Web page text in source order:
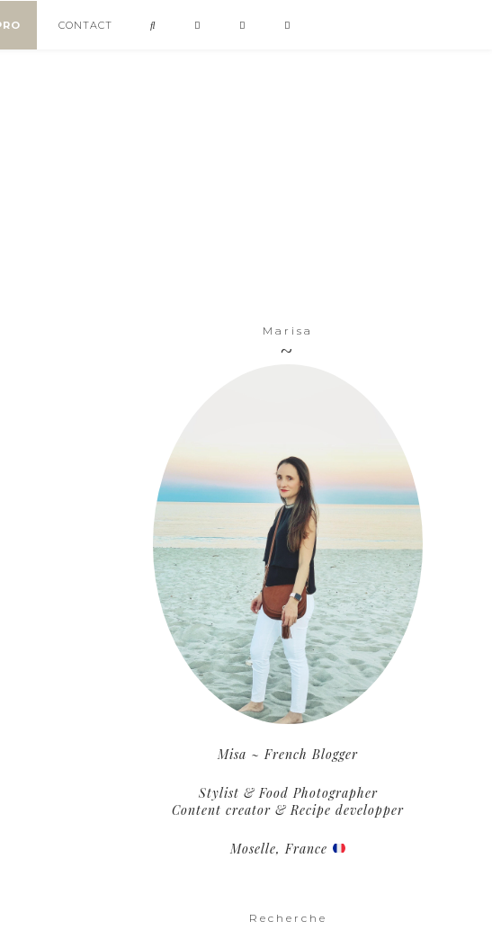
CONTACT
Marisa
Misa ~ French Blogger
Stylist & Food Photographer
Content creator & Recipe developper
Moselle, France
Recherche